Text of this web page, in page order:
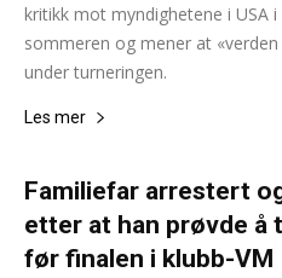
kritikk mot myndighetene i USA
sommeren og mener at
under turneringen.
Les mer
Familiefar arrestert
etter at han prøvde å
før finalen i klubb-VM
Andreas Selliaas - 3. desember 2025